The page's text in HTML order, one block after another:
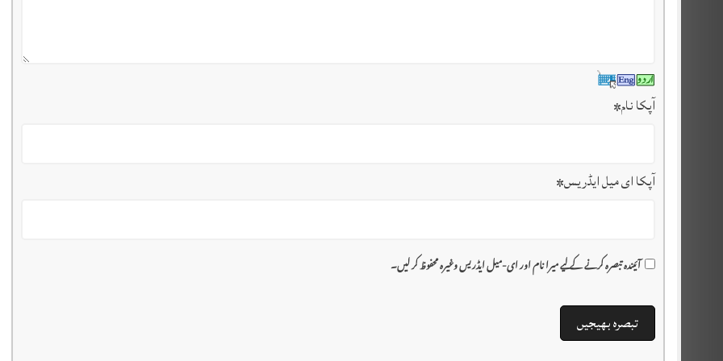
آپکا نام*
آپکا ای میل ایڈریس*
آئیندہ تبصرہ کرنے کے لیے میرا نام اور ای-میل ایڈریس وغیرہ محفوظ کر لیں۔